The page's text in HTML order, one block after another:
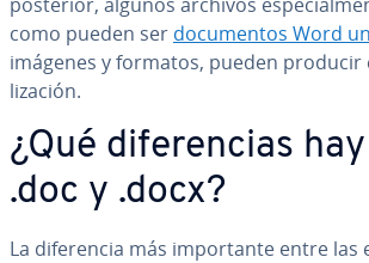
como pueden ser do­cu­me­n­tos Word
imágenes y formatos, pueden
li­za­ción.
¿Qué di­fe­re­n­cias
.doc y .docx?
La di­fe­re­n­cia más im­po­r­ta­n­te entre las